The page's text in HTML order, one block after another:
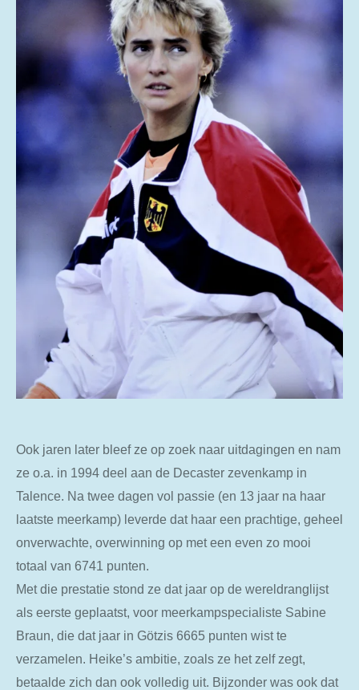
Ook jaren later bleef ze op zoek naar uitdagingen en nam
ze o.a. in 1994 deel aan de Decaster zevenkamp in
Talence. Na twee dagen vol passie (en 13 jaar na haar
laatste meerkamp) leverde dat haar een prachtige, geheel
onverwachte, overwinning op met een even zo mooi
totaal van 6741 punten.
Met die prestatie stond ze dat jaar op de wereldranglijst
als eerste geplaatst, voor meerkampspecialiste Sabine
Braun, die dat jaar in Götzis 6665 punten wist te
verzamelen. Heike’s ambitie, zoals ze het zelf zegt,
betaalde zich dan ook volledig uit. Bijzonder was ook dat